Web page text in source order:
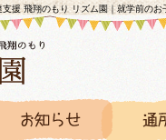
援 飛翔のもり リズム園｜就学前の